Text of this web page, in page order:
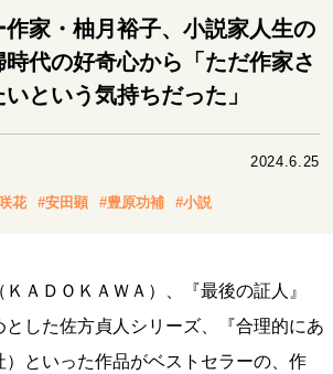
人生が動いた日 10代の挫折と原点
描き方
変革の原動力
次世代へのバトン
作家・柚月裕子、小説家人生の
代の好奇心から「ただ作家さ
という気持ちだった」
2024.6.25
花 #安田顕 #豊原功補 #小説
ＡＤＯＫＡＷＡ）、『最後の証人』
とした佐方貞人シリーズ、『合理的にあ
）といった作品がベストセラーの、作